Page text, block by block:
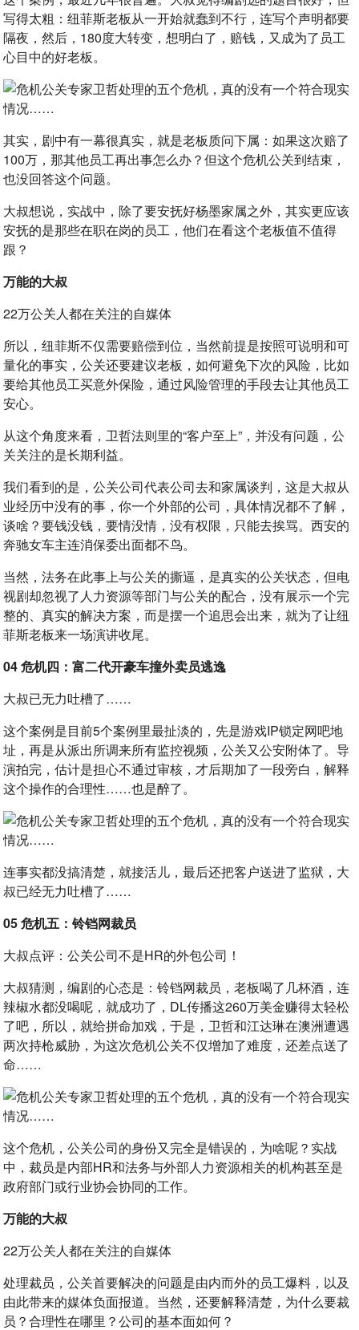
写得太粗：纽菲斯老板从一开始就蠢到不行，连写个声明都要
隔夜，然后，180度大转变，想明白了，赔钱，又成为了员工
心目中的好老板。
其实，剧中有一幕很真实，就是老板质问下属：如果这次赔了
100万，那其他员工再出事怎么办？但这个危机公关到结束，
也没回答这个问题。
大叔想说，实战中，除了要安抚好杨墨家属之外，其实更应该
安抚的是那些在职在岗的员工，他们在看这个老板值不值得
跟？
万能的大叔
22万公关人都在关注的自媒体
所以，纽菲斯不仅需要赔偿到位，当然前提是按照可说明和可
量化的事实，公关还要建议老板，如何避免下次的风险，比如
要给其他员工买意外保险，通过风险管理的手段去让其他员工
安心。
从这个角度来看，卫哲法则里的“客户至上”，并没有问题，公
关关注的是长期利益。
我们看到的是，公关公司代表公司去和家属谈判，这是大叔从
业经历中没有的事，你一个外部的公司，具体情况都不了解，
谈啥？要钱没钱，要情没情，没有权限，只能去挨骂。西安的
奔驰女车主连消保委出面都不鸟。
当然，法务在此事上与公关的撕逼，是真实的公关状态，但电
视剧却忽视了人力资源等部门与公关的配合，没有展示一个完
整的、真实的解决方案，而是摆一个追思会出来，就为了让纽
菲斯老板来一场演讲收尾。
04 危机四：富二代开豪车撞外卖员逃逸
大叔已无力吐槽了……
这个案例是目前5个案例里最扯淡的，先是游戏IP锁定网吧地
址，再是从派出所调来所有监控视频，公关又公安附体了。导
演拍完，估计是担心不通过审核，才后期加了一段旁白，解释
这个操作的合理性……也是醉了。
连事实都没搞清楚，就接活儿，最后还把客户送进了监狱，大
叔已经无力吐槽了……
05 危机五：铃铛网裁员
大叔点评：公关公司不是HR的外包公司！
大叔猜测，编剧的心态是：铃铛网裁员，老板喝了几杯酒，连
辣椒水都没喝呢，就成功了，DL传播这260万美金赚得太轻松
了吧，所以，就给拼命加戏，于是，卫哲和江达琳在澳洲遭遇
两次持枪威胁，为这次危机公关不仅增加了难度，还差点送了
命……
这个危机，公关公司的身份又完全是错误的，为啥呢？实战
中，裁员是内部HR和法务与外部人力资源相关的机构甚至是
政府部门或行业协会协同的工作。
万能的大叔
22万公关人都在关注的自媒体
处理裁员，公关首要解决的问题是由内而外的员工爆料，以及
由此带来的媒体负面报道。当然，还要解释清楚，为什么要裁
员？合理性在哪里？公司的基本面如何？